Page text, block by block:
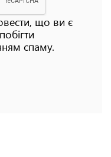
що ви є
спаму.